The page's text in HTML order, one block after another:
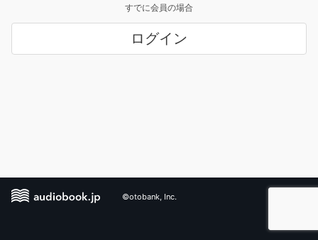
すでに会員の場合
ログイン
©otobank, Inc.